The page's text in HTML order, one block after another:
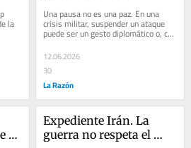
la
Una pausa no es una paz. En una
crisis militar, suspender un ataque
puede ser un gesto diplomático o, con
la misma facilidad, un modo de
conservar la...
12.06.2026
30
La Razón
Expediente Irán. La
guerra no respeta el